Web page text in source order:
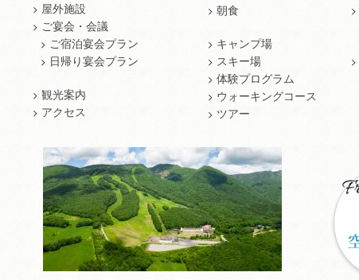
屋外施設
ご宴会・会議
ご宿泊宴会プラン
日帰り宴会プラン
観光案内
アクセス
朝食
キャンプ場
スキー場
体験プログラム
ウォーキングコース
ツアー